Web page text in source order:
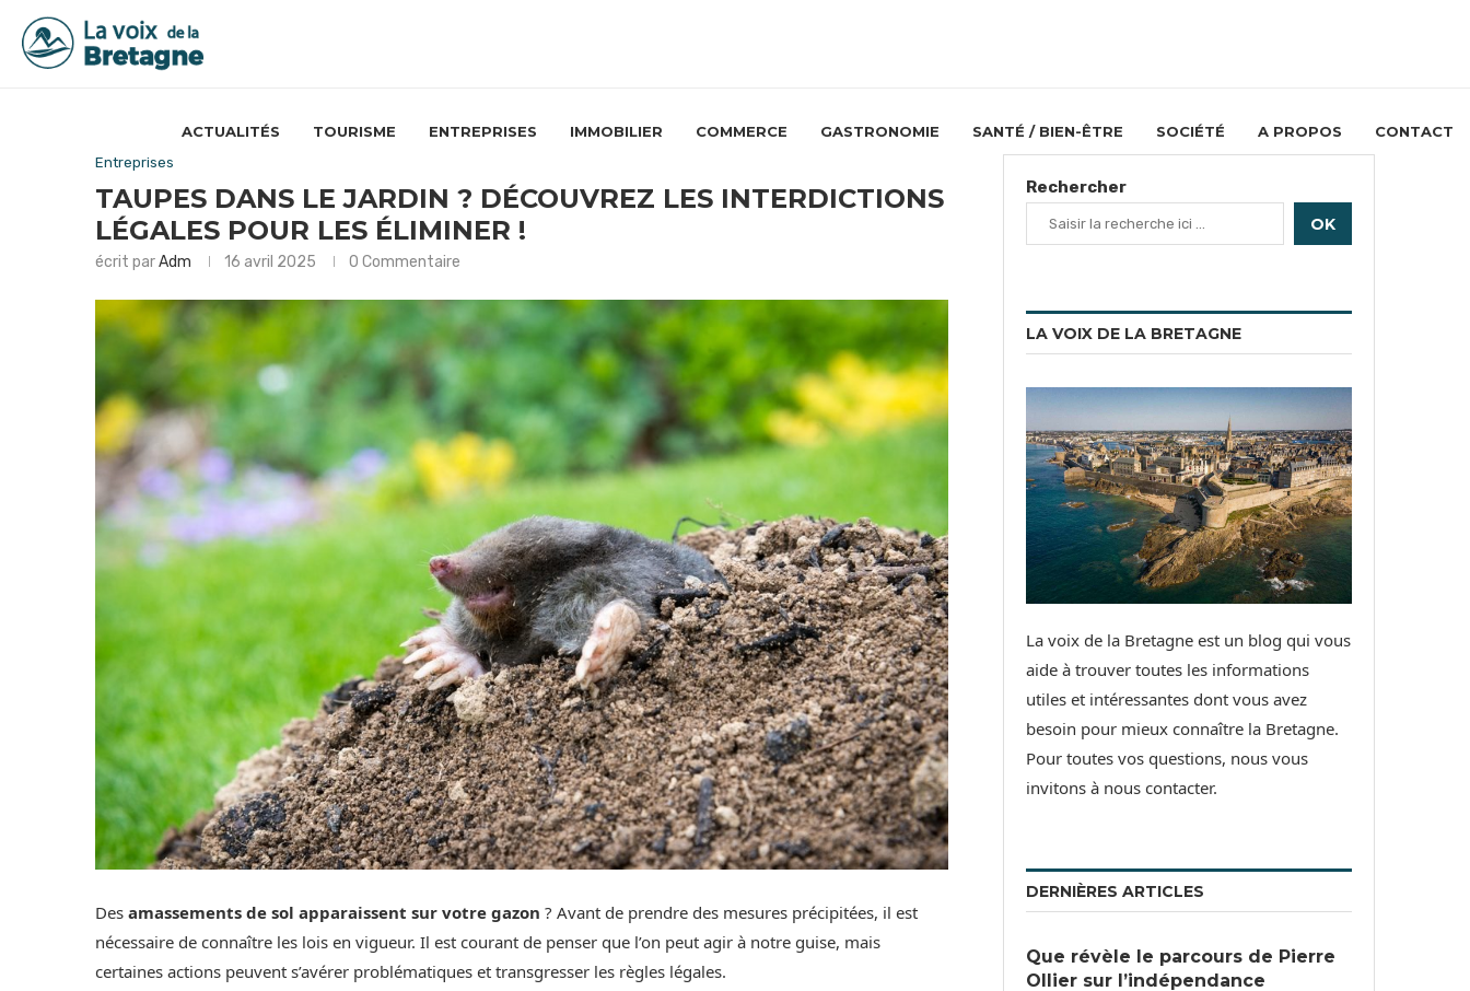
ACTUALITÉS TOURISME ENTREPRISES IMMOBILIER COMMERCE GASTRONOMIE SANTÉ / BIEN-ÊTRE SOCIÉTÉ A PROPOS CONTACT
Entreprises
TAUPES DANS LE JARDIN ? DÉCOUVREZ LES INTERDICTIONS
LÉGALES POUR LES ÉLIMINER !
écrit parAdm 16 avril 2025 0 Commentaire
Des amassements de sol apparaissent sur votre gazon ? Avant de prendre des mesures précipitées, il est
nécessaire de connaître les lois en vigueur. Il est courant de penser que l’on peut agir à notre guise, mais
certaines actions peuvent s’avérer problématiques et transgresser les règles légales.
Rechercher
OK
LA VOIX DE LA BRETAGNE
La voix de la Bretagne est un blog qui vous
aide à trouver toutes les informations
utiles et intéressantes dont vous avez
besoin pour mieux connaître la Bretagne.
Pour toutes vos questions, nous vous
invitons à nous contacter.
DERNIÈRES ARTICLES
Que révèle le parcours de Pierre
Ollier sur l’indépendance